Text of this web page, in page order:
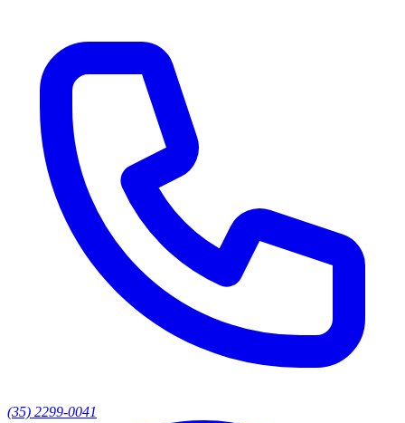
(35) 2299-0041